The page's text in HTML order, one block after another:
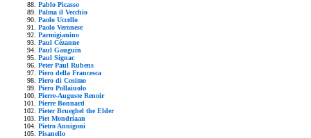
Pablo Picasso
Palma il Vecchio
Paolo Uccello
Paolo Veronese
Parmigianino
Paul Cézanne
Paul Gauguin
Paul Signac
Peter Paul Rubens
Piero della Francesca
Piero di Cosimo
Piero Pollaiuolo
Pierre-Auguste Renoir
Pierre Bonnard
Pieter Brueghel the Elder
Piet Mondriaan
Pietro Annigoni
Pisanello